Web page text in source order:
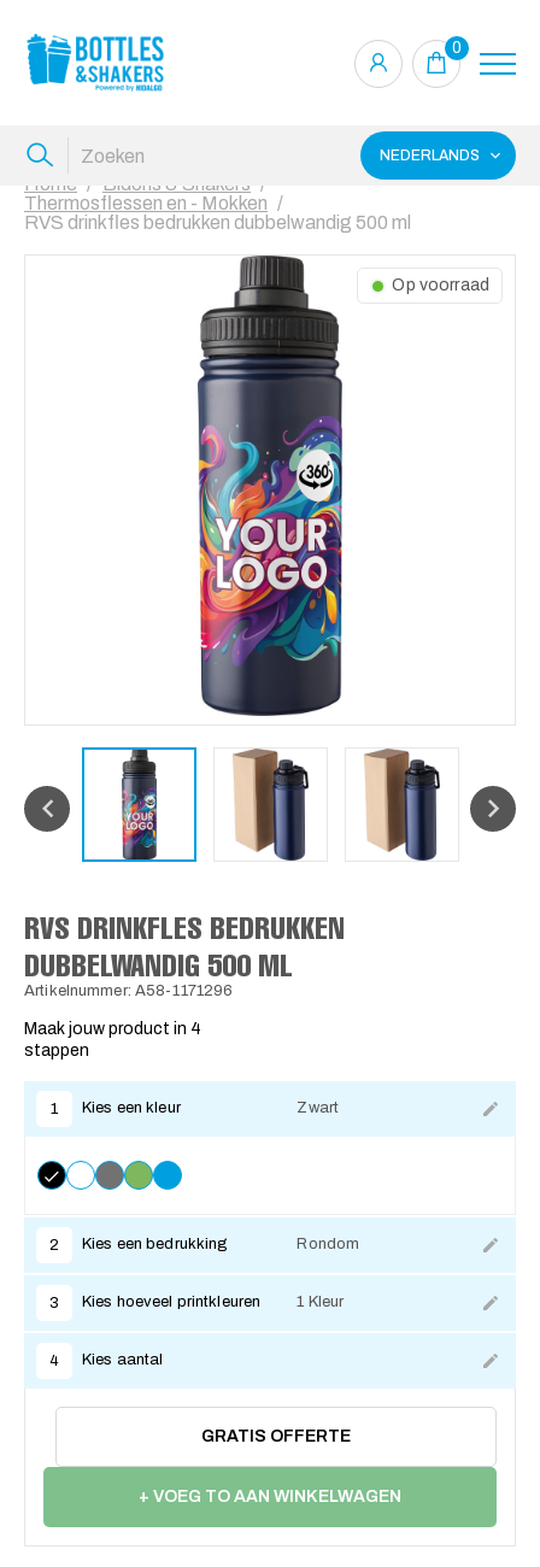
0
NEDERLANDS
Home
Bidons & Shakers
Thermosflessen en - Mokken
RVS drinkfles bedrukken dubbelwandig 500 ml
Op voorraad
RVS DRINKFLES BEDRUKKEN
DUBBELWANDIG 500 ML
Artikelnummer: A58-1171296
Maak jouw product in 4
stappen
1 Kies een kleur Zwart
2 Kies een bedrukking Rondom
3 Kies hoeveel printkleuren 1 Kleur
4 Kies aantal
GRATIS OFFERTE
+ VOEG TO AAN WINKELWAGEN